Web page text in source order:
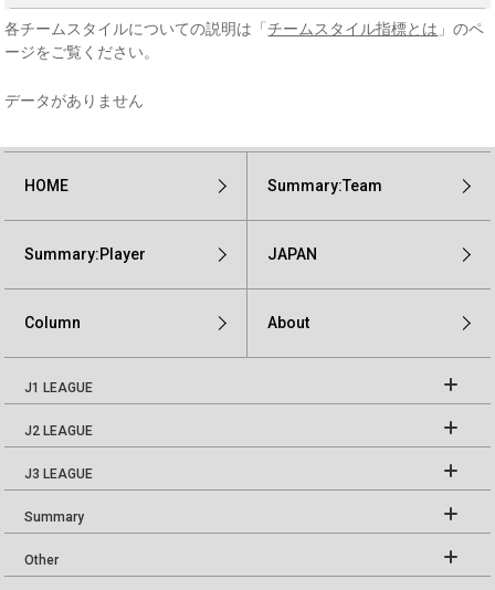
各チームスタイルについての説明は「 チームスタイル指標とは 」のペ
ージをご覧ください。
データがありません
HOME Summary:Team
Summary:Player JAPAN
Column About
J1 LEAGUE
J2 LEAGUE
J3 LEAGUE
Summary
Other